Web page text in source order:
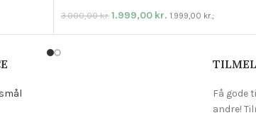
3.000,00kr. 1.999,00 kr. 1.999,00 kr.;
Få gode
andre!